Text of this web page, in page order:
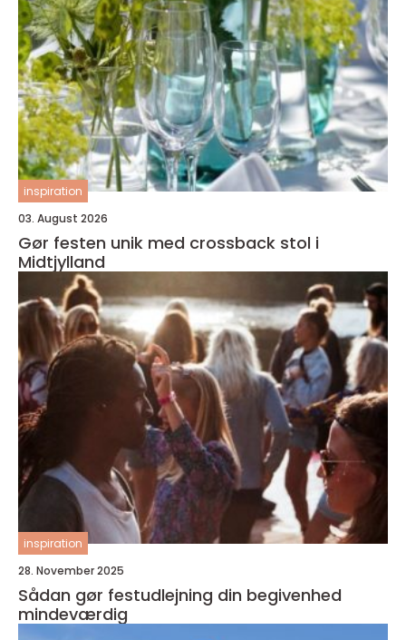
inspiration
03. August 2026
Gør festen unik med crossback stol i
Midtjylland
inspiration
28. November 2025
Sådan gør festudlejning din begivenhed
mindeværdig